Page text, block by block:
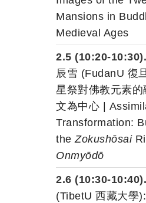
Mansions in
Medieval Ages
2.5 (10:20-10:30).
辰雪 (FudanU 復
星祭對佛教元素
文為中心 |
Transformation:
theZokushōsai
Onmyōdō
2.6 (10:30-10:40).
(TibetU 西藏大學